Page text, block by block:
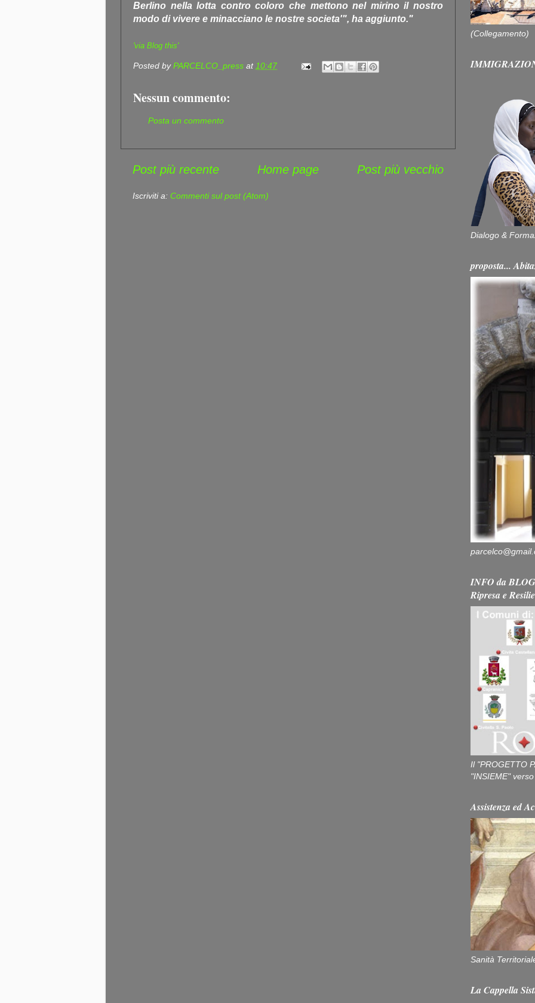
Berlino nella lotta contro coloro che mettono nel mirino il nostro
modo di vivere e minacciano le nostre societa'", ha aggiunto."
'via Blog this'
Posted byPARCELCO_press at10:47
Nessun commento:
Posta un commento
Post più recente Post più vecchio
Home page
Iscriviti a: Commenti sul post (Atom)
(Collegamento)
Dialogo &
proposta...
INFO da
Ripresa e
Il "PROGETTO
"INSIEME"
Assistenza ed
Sanità
La Cappella